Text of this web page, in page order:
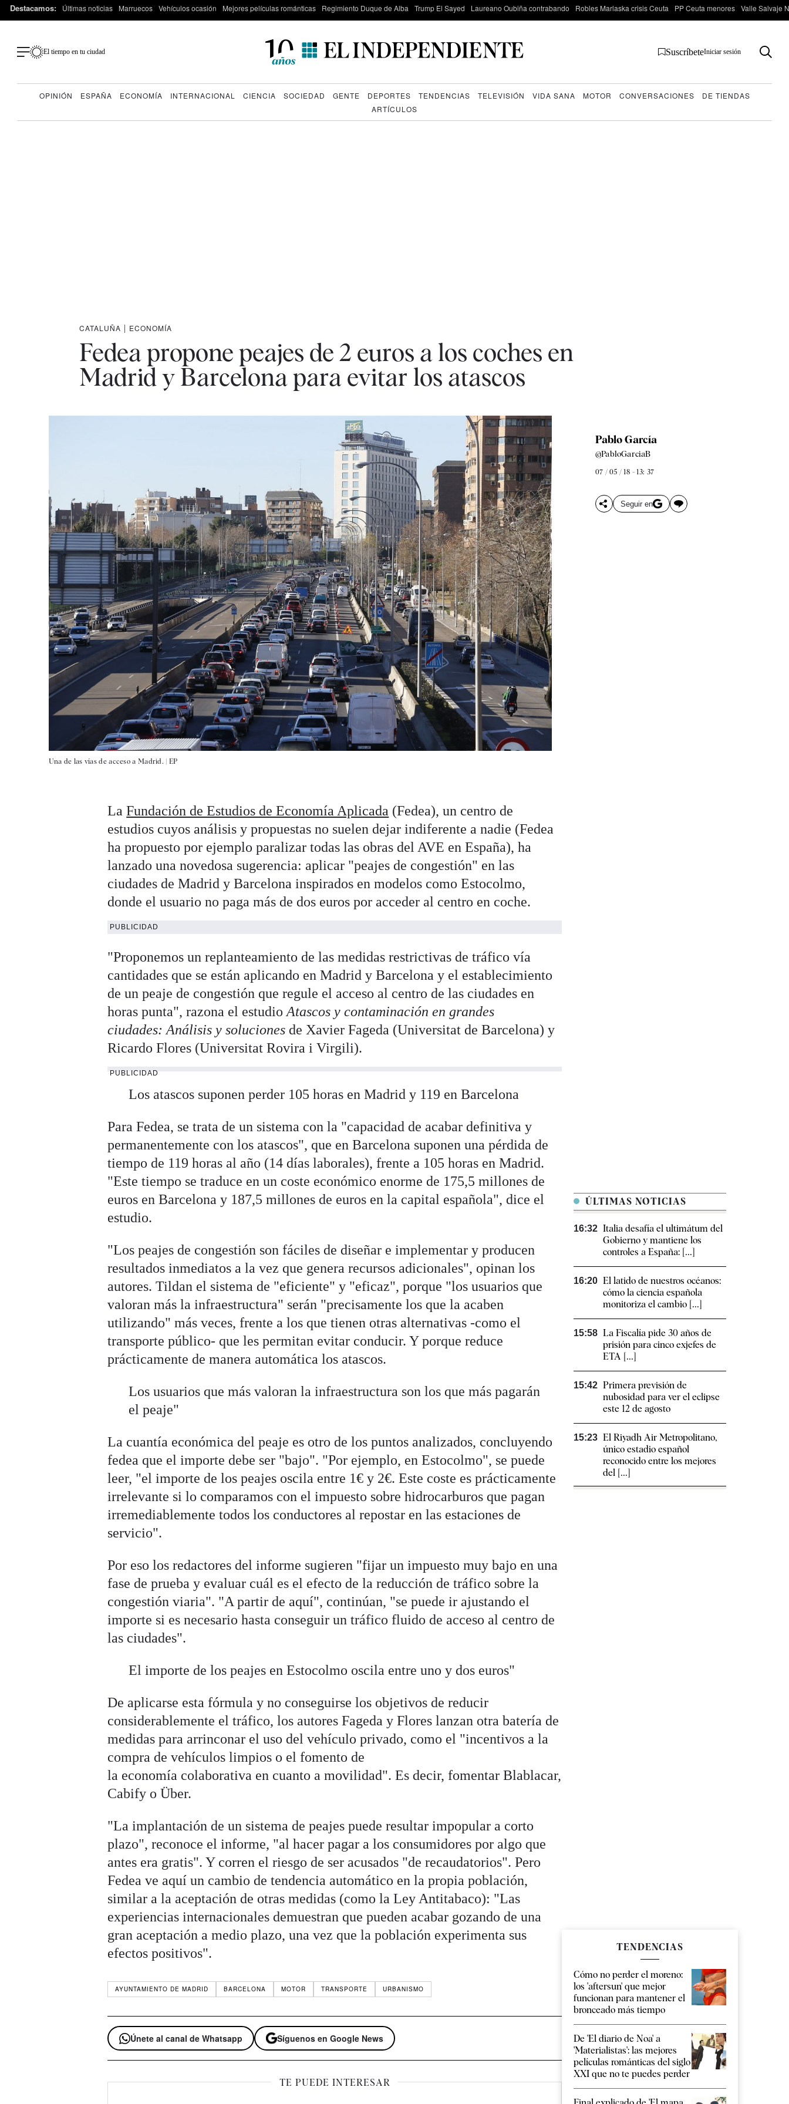
Destacamos: Últimas noticias Marruecos Vehículos ocasión Mejores películas románticas Regimiento Duque de Alba Trump El Sayed Laureano Oubiña contrabando Robles Marlaska crisis Ceuta PP Ceuta menores Valle Salvaje
El tiempo en tu ciudad SuscríbeteIniciar sesión
OPINIÓN ESPAÑA ECONOMÍA INTERNACIONAL CIENCIA SOCIEDAD GENTE DEPORTES TENDENCIAS TELEVISIÓN VIDA SANA MOTOR CONVERSACIONES
DE TIENDAS
ARTÍCULOS
CATALUÑA | ECONOMÍA
Fedea propone peajes de 2 euros a los coches en
Madrid y Barcelona para evitar los atascos
Una de las vías de acceso a Madrid. | EP
Pablo García
@PabloGarciaB
07 / 05 / 18 - 13: 37
Seguir en
LaFundación de Estudios de Economía Aplicada (Fedea), un centro de
estudios cuyos análisis y propuestas no suelen dejar indiferente a nadie (Fedea
ha propuesto por ejemplo paralizar todas las obras del AVE en España), ha
lanzado una novedosa sugerencia: aplicar "peajes de congestión" en las
ciudades de Madrid y Barcelona inspirados en modelos como Estocolmo,
donde el usuario no paga más de dos euros por acceder al centro en coche.
PUBLICIDAD
"Proponemos un replanteamiento de las medidas restrictivas de tráfico vía
cantidades que se están aplicando en Madrid y Barcelona y el establecimiento
de un peaje de congestión que regule el acceso al centro de las ciudades en
horas punta", razona el estudioAtascos y contaminación en grandes
ciudades:Análisis y soluciones de Xavier Fageda (Universitat de Barcelona) y
Ricardo Flores (Universitat Rovira i Virgili).
PUBLICIDAD
Los atascos suponen perder 105 horas en Madrid y 119 en Barcelona
Para Fedea, se trata de un sistema con la "capacidad de acabar definitiva y
permanentemente con los atascos", que en Barcelona suponen una pérdida de
tiempo de 119 horas al año (14 días laborales), frente a 105 horas en Madrid.
"Este tiempo se traduce en un coste económico enorme de 175,5 millones de
euros en Barcelona y 187,5 millones de euros en la capital española", dice el
estudio.
"Los peajes de congestión son fáciles de diseñar e implementar y producen
resultados inmediatos a la vez que genera recursos adicionales", opinan los
autores. Tildan el sistema de "eficiente" y "eficaz", porque "los usuarios que
valoran más la infraestructura" serán "precisamente los que la acaben
utilizando" más veces, frente a los que tienen otras alternativas -como el
transporte público- que les permitan evitar conducir. Y porque reduce
prácticamente de manera automática los atascos.
Los usuarios que más valoran la infraestructura son los que más pagarán
el peaje"
La cuantía económica del peaje es otro de los puntos analizados, concluyendo
fedea que el importe debe ser "bajo". "Por ejemplo, en Estocolmo", se puede
leer, "el importe de los peajes oscila entre 1€ y 2€. Este coste es prácticamente
irrelevante si lo comparamos con el impuesto sobre hidrocarburos que pagan
irremediablemente todos los conductores al repostar en las estaciones de
servicio".
Por eso los redactores del informe sugieren "fijar un impuesto muy bajo en una
fase de prueba y evaluar cuál es el efecto de la reducción de tráfico sobre la
congestión viaria". "A partir de aquí", continúan, "se puede ir ajustando el
importe si es necesario hasta conseguir un tráfico fluido de acceso al centro de
las ciudades".
El importe de los peajes en Estocolmo oscila entre uno y dos euros"
De aplicarse esta fórmula y no conseguirse los objetivos de reducir
considerablemente el tráfico, los autores Fageda y Flores lanzan otra batería de
medidas para arrinconar el uso del vehículo privado, como el "incentivos a la
compra de vehículos limpios o el fomento de
la economía colaborativa en cuanto a movilidad". Es decir, fomentar Blablacar,
Cabify o Über.
"La implantación de un sistema de peajes puede resultar impopular a corto
plazo", reconoce el informe, "al hacer pagar a los consumidores por algo que
antes era gratis". Y corren el riesgo de ser acusados "de recaudatorios". Pero
Fedea ve aquí un cambio de tendencia automático en la propia población,
similar a la aceptación de otras medidas (como la Ley Antitabaco): "Las
experiencias internacionales demuestran que pueden acabar gozando de una
gran aceptación a medio plazo, una vez que la población experimenta sus
efectos positivos".
AYUNTAMIENTO DE MADRID BARCELONA MOTOR TRANSPORTE URBANISMO
Únete al canal de Whatsapp Síguenos en Google News
TE PUEDE INTERESAR
ÚLTIMAS NOTICIAS
16:32 Italia desafía el ultimátum del
Gobierno y mantiene los
controles a España: [...]
16:20 El latido de nuestros océanos:
cómo la ciencia española
monitoriza el cambio [...]
15:58 La Fiscalía pide 30 años de
prisión para cinco exjefes de
ETA [...]
15:42 Primera previsión de
nubosidad para ver el eclipse
este 12 de agosto
15:23 El Riyadh Air Metropolitano,
único estadio español
reconocido entre los mejores
del [...]
TENDENCIAS
Cómo no perder el moreno:
los 'aftersun' que mejor
funcionan para mantener el
bronceado más tiempo
De 'El diario de Noa' a
'Materialistas': las mejores
películas románticas del siglo
XXI que no te puedes perder